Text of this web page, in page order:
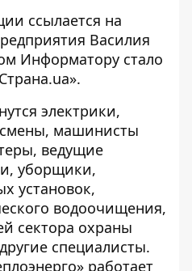
ссылается на
Василия
Информатору стало
электрики,
машинисты
ведущие
уборщики,
установок,
водоочищения,
сектора охраны
специалисты.
работает